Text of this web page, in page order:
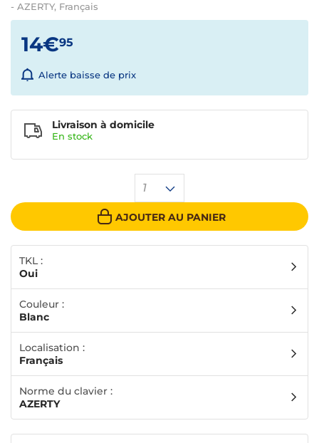
- AZERTY, Français
14€95
Alerte baisse de prix
1
AJOUTER AU PANIER
Livraison à domicile
En stock
TKL :
Oui
Couleur :
Blanc
Localisation :
Français
Norme du clavier :
AZERTY